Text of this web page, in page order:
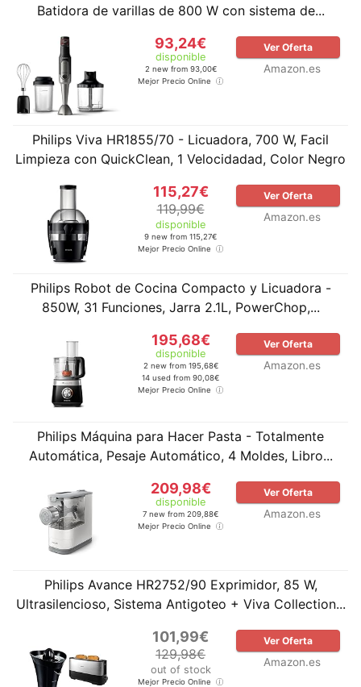
Batidora de varillas de 800 W con sistema de...
93,24€
disponible
2 new from 93,00€
Mejor Precio Online
Ver Oferta
Amazon.es
Philips Viva HR1855/70 - Licuadora, 700 W, Facil
Limpieza con QuickClean, 1 Velocidadad, Color Negro
115,27€
119,99€
disponible
9 new from 115,27€
Mejor Precio Online
Ver Oferta
Amazon.es
Philips Robot de Cocina Compacto y Licuadora -
850W, 31 Funciones, Jarra 2.1L, PowerChop,...
195,68€
disponible
2 new from 195,68€
14 used from 90,08€
Mejor Precio Online
Ver Oferta
Amazon.es
Philips Máquina para Hacer Pasta - Totalmente
Automática, Pesaje Automático, 4 Moldes, Libro...
209,98€
disponible
7 new from 209,88€
Mejor Precio Online
Ver Oferta
Amazon.es
Philips Avance HR2752/90 Exprimidor, 85 W,
Ultrasilencioso, Sistema Antigoteo + Viva Collection...
101,99€
129,98€
out of stock
Mejor Precio Online
Ver Oferta
Amazon.es